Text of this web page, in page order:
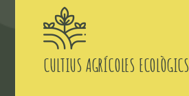
CULTIUS AGRÍCOLES ECOLÒGICS